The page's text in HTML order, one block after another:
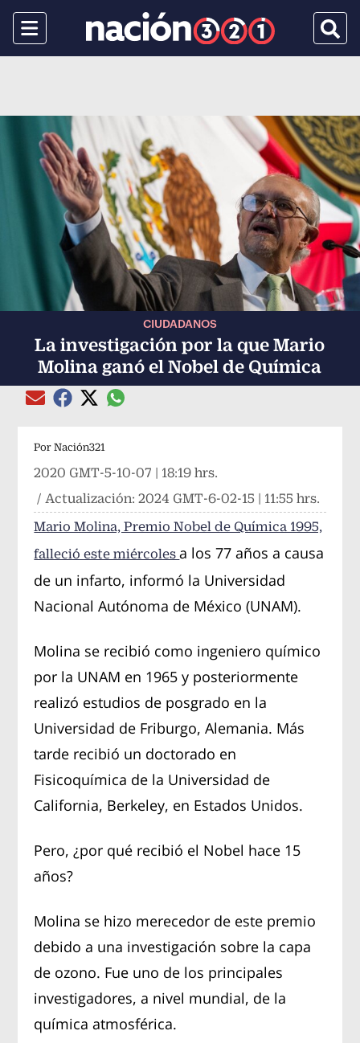
Menu
CIUDADANOS
La investigación por la que Mario
Molina ganó el Nobel de Química
Compartir el artículo actual mediante Email
Compartir el artículo actual mediante Facebook
Compartir el artículo actual mediante Twitter
Compartir el artículo actual mediante
Por Nación321
2020 GMT-5-10-07 | 18:19 hrs.
/ Actualización:2024 GMT-6-02-15 | 11:55 hrs.
Mario Molina, Premio Nobel de Química 1995,
falleció este miércolesa los 77 años a causa
de un infarto, informó la Universidad
Nacional Autónoma de México (UNAM).
Molina se recibió como ingeniero químico
por la UNAM en 1965 y posteriormente
realizó estudios de posgrado en la
Universidad de Friburgo, Alemania. Más
tarde recibió un doctorado en
Fisicoquímica de la Universidad de
California, Berkeley, en Estados Unidos.
Pero, ¿por qué recibió el Nobel hace 15
años?
Molina se hizo merecedor de este premio
debido a una investigación sobre la capa
de ozono. Fue uno de los principales
investigadores, a nivel mundial, de la
química atmosférica.